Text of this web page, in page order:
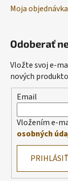
Moja objednávka
Odoberať
Vložte svoj e-
nových
Email
Vložením e-
osobných